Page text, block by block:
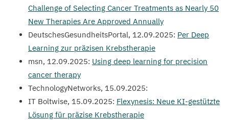
Challenge of Selecting Cancer Treatments as Nearly 50
New Therapies Are Approved Annually
DeutschesGesundheitsPortal, 12.09.2025: Per Deep
Learning zur präzisen Krebstherapie
msn, 12.09.2025: Using deep learning for precision
cancer therapy
TechnologyNetworks, 15.09.2025:
IT Boltwise, 15.09.2025: Flexynesis: Neue KI-gestützte
Lösung für präzise Krebstherapie